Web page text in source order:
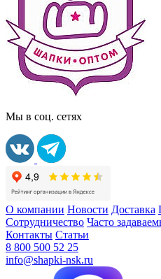
Мы в соц. сетях
О компании Новости Доставка
Сотрудничество Часто
Контакты Статьи
8 800 500 52 25
info@shapki-nsk.ru